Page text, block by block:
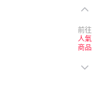
前往
人氣
商品